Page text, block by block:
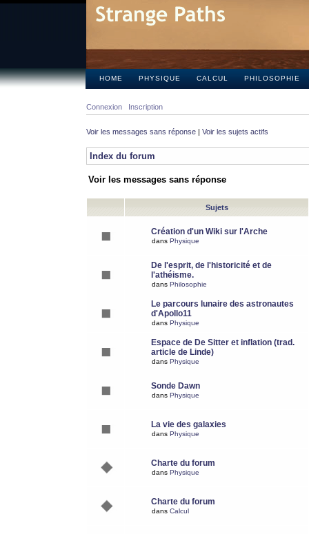
HOME PHYSIQUE CALCUL PHILOSOPHIE
Connexion Inscription
Voir les messages sans réponse | Voir les sujets actifs
Index du forum
Voir les messages sans réponse
Sujets
Création d'un Wiki sur l'Arche
dans Physique
De l'esprit, de l'historicité et de
l'athéisme.
dans Philosophie
Le parcours lunaire des astronautes
d'Apollo11
dans Physique
Espace de De Sitter et inflation (trad.
article de Linde)
dans Physique
Sonde Dawn
dans Physique
La vie des galaxies
dans Physique
Charte du forum
dans Physique
Charte du forum
dans Calcul